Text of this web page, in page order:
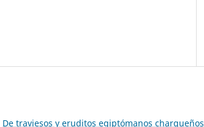
De traviesos y eruditos egiptómanos charqueños